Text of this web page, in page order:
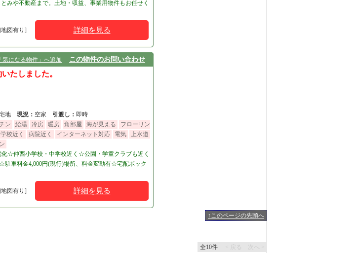
みや不動産まで。土地・収益、事業用物件もお任せく
詳細を見る
図有り]
「気になる物件」へ追加 この物件のお問い合わせ
たしました。
地 現況： 空家 引渡し： 即時
ン 給湯 冷房 暖房 角部屋 海が見える
フローリン
学校近く 病院近く インターネット対応 電気
上水道
☆仲西小学校・中学校近く☆公園・学童クラブも近く
車料金4,000円(現行)場所、料金変動有☆宅配ボック
詳細を見る
図有り]
↑このページの先頭へ
全10件 < 戻る 次へ >